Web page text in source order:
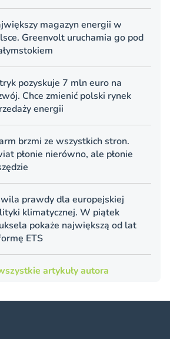
magazyn energii w
Greenvolt uruchamia go pod
pozyskuje 7 mln euro na
Chce zmienić polski rynek
energii
brzmi ze wszystkich stron.
płonie nierówno, ale płonie
prawdy dla europejskiej
klimatycznej. W piątek
pokaże największą od lat
ETS
artykuły autora